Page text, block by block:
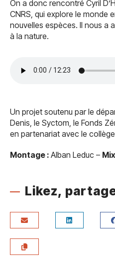
On a donc rencontré Cyril
CNRS, qui explore le monde
nouvelles espèces. Il nous a
à la nature.
Un projet soutenu par le
Denis, le Syctom, le Fonds
en partenariat avec le
Montage : Alban Leduc –
Likez,